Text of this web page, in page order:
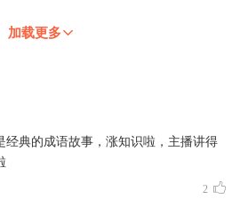
加载更多
经典的成语故事，涨知识啦，主播讲得
2